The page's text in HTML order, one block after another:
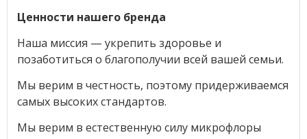
Ценности нашего бренда
Наша миссия — укрепить здоровье и
позаботиться о благополучии всей вашей семьи.
Мы верим в честность, поэтому придерживаемся
самых высоких стандартов.
Мы верим в естественную силу микрофлоры